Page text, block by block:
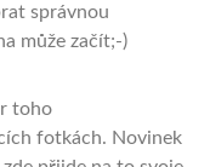
správnou
může začít;-)
toho
fotkách. Novinek